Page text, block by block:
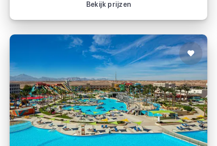
Bekijk prijzen
Bekijk vakantie
Titanic Aqua Park Resort
Sunweb